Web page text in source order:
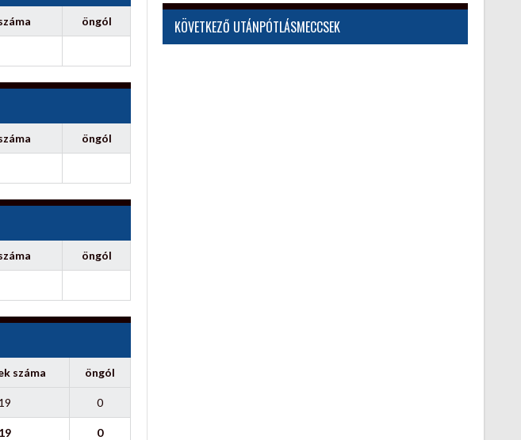
öngól
öngól
öngól
száma öngól
19 0
19 0
KÖVETKEZŐ UTÁNPÓTLÁSMECCSEK